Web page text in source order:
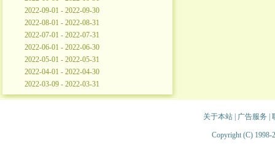
2022-09-01 - 2022-09-30
2022-08-01 - 2022-08-31
2022-07-01 - 2022-07-31
2022-06-01 - 2022-06-30
2022-05-01 - 2022-05-31
2022-04-01 - 2022-04-30
2022-03-09 - 2022-03-31
关于本站| 广告服务
Copyright (C) 1998-